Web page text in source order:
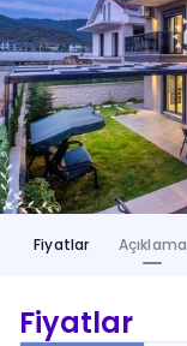
Fiyatlar Açıklama
Fiyatlar